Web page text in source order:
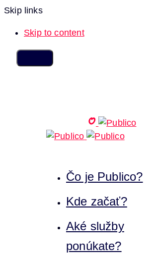
Skip links
Skip to content
Čo je Publico?
Kde začať?
Aké služby
ponúkate?